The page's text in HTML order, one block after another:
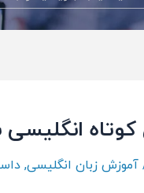
انگلیسی
آموزش زبان انگلیسی,